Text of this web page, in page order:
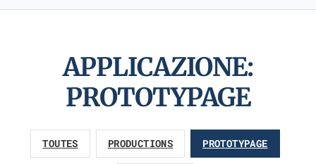
APPLICAZIONE:
PROTOTYPAGE
TOUTES PRODUCTIONS PROTOTYPAGE